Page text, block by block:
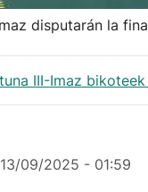
disputarán la
III-Imaz
13/09/2025 - 01:59